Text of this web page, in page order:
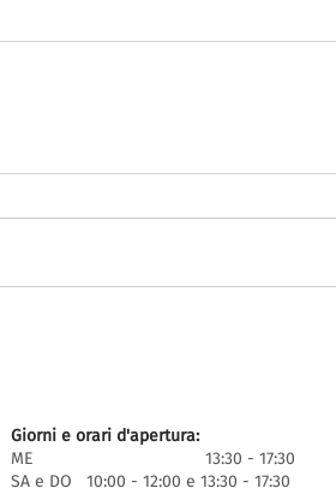
Giorni e orari d'apertura:
ME 13:30 - 17:30
SA e DO 10:00 - 12:00 e 13:30 - 17:30